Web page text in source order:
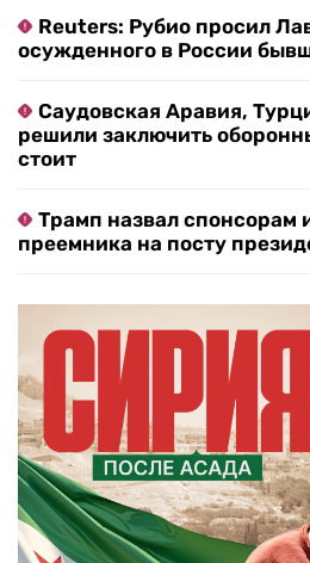
Reuters: Рубио просил
осужденного в России
Саудовская Аравия,
решили заключить
стоит
Трамп назвал спонсорам
преемника на посту